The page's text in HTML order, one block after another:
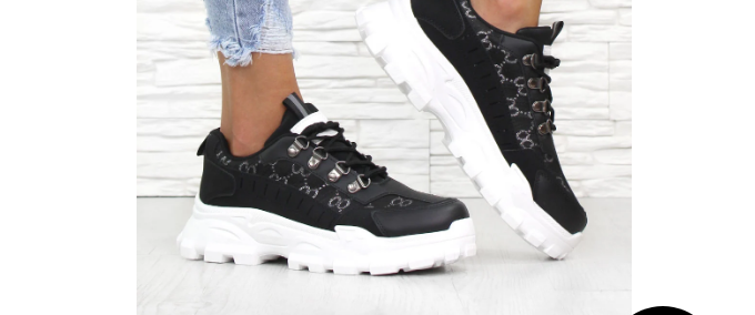
390 Kč
490 Kč
228 Kč
Původně:610 Kč